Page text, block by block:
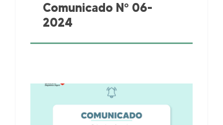
Comunicado N° 06-
2024